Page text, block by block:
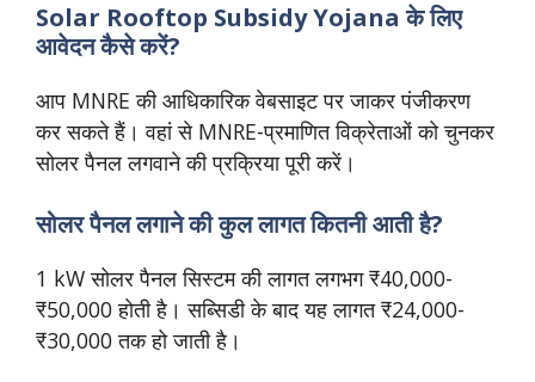
Solar Rooftop Subsidy Yojana के लिए
आवेदन कैसे करें?
आप MNRE की आधिकारिक वेबसाइट पर जाकर पंजीकरण
कर सकते हैं। वहां से MNRE-प्रमाणित विक्रेताओं को चुनकर
सोलर पैनल लगवाने की प्रक्रिया पूरी करें।
सोलर पैनल लगाने की कुल लागत कितनी आती है?
1 kW सोलर पैनल सिस्टम की लागत लगभग ₹40,000-
₹50,000 होती है। सब्सिडी के बाद यह लागत ₹24,000-
₹30,000 तक हो जाती है।